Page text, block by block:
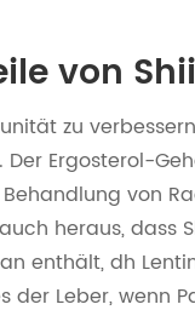
von
zu
Ergosterol-
von
heraus, dass
enthält, dh
der Leber, wenn